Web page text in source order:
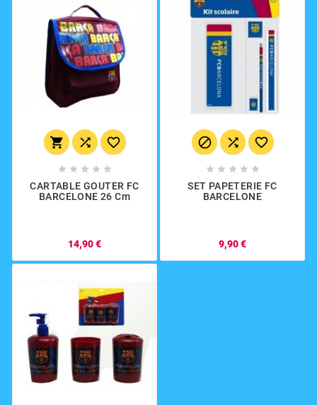
  
    
CARTABLE GOUTER FC
BARCELONE 26 Cm
14,90 €
  
    
SET PAPETERIE FC
BARCELONE
9,90 €